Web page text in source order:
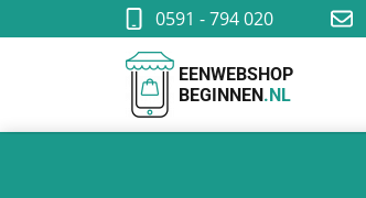
0591 - 794 020
EENWEBSHOP
BEGINNEN.NL